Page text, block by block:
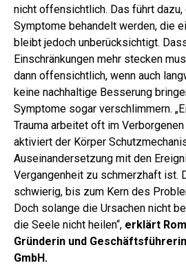
nicht offensichtlich. Das führt
Symptome behandelt werden, die
bleibt jedoch unberücksichtigt.
Einschränkungen mehr stecken
dann offensichtlich, wenn auch
keine nachhaltige Besserung
Symptome sogar verschlimmern.
Trauma arbeitet oft im
aktiviert der Körper
Auseinandersetzung mit den
Vergangenheit zu schmerzhaft ist.
schwierig, bis zum Kern des
Doch solange die Ursachen nicht
die Seele nicht heilen“, erklärt
Gründerin und
GmbH.